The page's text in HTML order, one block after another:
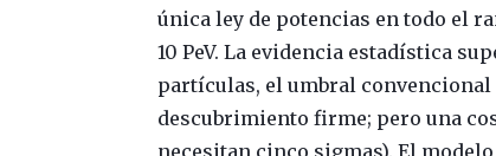
única ley de potencias en todo el
10 PeV. La evidencia estadística
partículas, el umbral
descubrimiento firme; pero una